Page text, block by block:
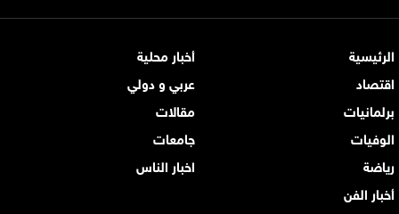
الرئيسية
أخبار محلية
اقتصاد
عربي و دولي
برلمانيات
مقالات
الوفيات
جامعات
رياضة
اخبار الناس
أخبار الفن